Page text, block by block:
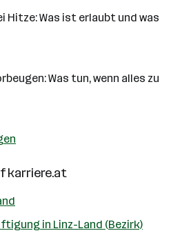
Hitze: Was ist erlaubt und was
Was tun, wenn alles zu
karriere.at
in Linz-Land (Bezirk)